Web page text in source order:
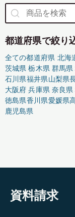
都道府県で絞り
全ての都道府県 北海
茨城県 栃木県 群馬県
石川県福井県山梨県
大阪府 兵庫県 奈良県
徳島県香川県愛媛県
鹿児島県
資料請求